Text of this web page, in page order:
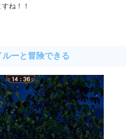
ね！！
ーと冒険できる